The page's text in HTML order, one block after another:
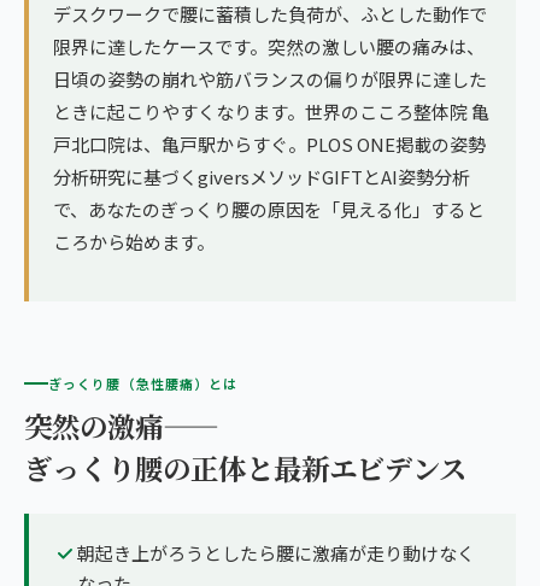
→ エリア一覧（全11エリア）
デスクワークで腰に蓄積した負荷が、ふとした動作で
限界に達したケースです。突然の激しい腰の痛みは、
日頃の姿勢の崩れや筋バランスの偏りが限界に達した
ときに起こりやすくなります。世界のこころ整体院 亀
戸北口院は、亀戸駅からすぐ。PLOS ONE掲載の姿勢
分析研究に基づくgiversメソッドGIFTとAI姿勢分析
で、あなたのぎっくり腰の原因を「見える化」すると
ころから始めます。
ぎっくり腰（急性腰痛）とは
突然の激痛——
ぎっくり腰の正体と最新エビデンス
朝起き上がろうとしたら腰に激痛が走り動けなく